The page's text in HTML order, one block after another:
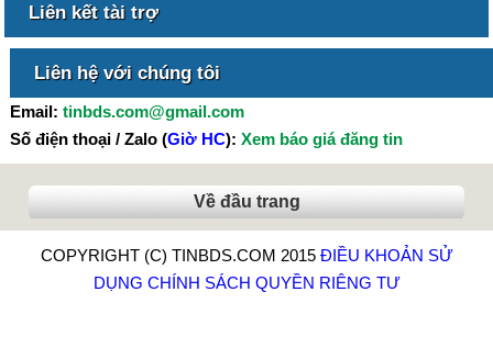
Liên kết tài trợ
Liên hệ với chúng tôi
Email: tinbds.com@gmail.com
Số điện thoại / Zalo (Giờ HC): Xem báo giá đăng tin
Về đầu trang
COPYRIGHT (C) TINBDS.COM 2015 ĐIỀU KHOẢN SỬ
DỤNG CHÍNH SÁCH QUYỀN RIÊNG TƯ